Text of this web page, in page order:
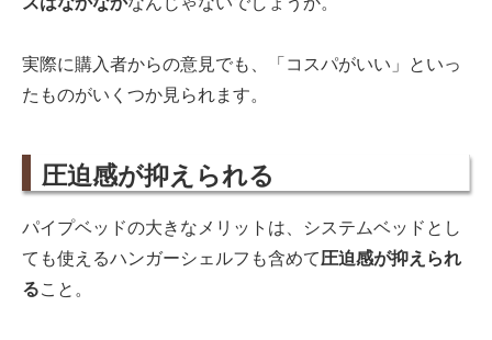
実際に購入者からの意見でも、「コスパがいい」といっ
たものがいくつか見られます。
圧迫感が抑えられる
パイプベッドの大きなメリットは、システムベッドとし
ても使えるハンガーシェルフも含めて圧迫感が抑えられ
ること。